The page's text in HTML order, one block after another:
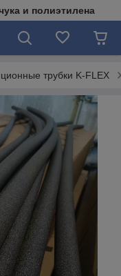
и полиэтилена
трубки K-FLEX